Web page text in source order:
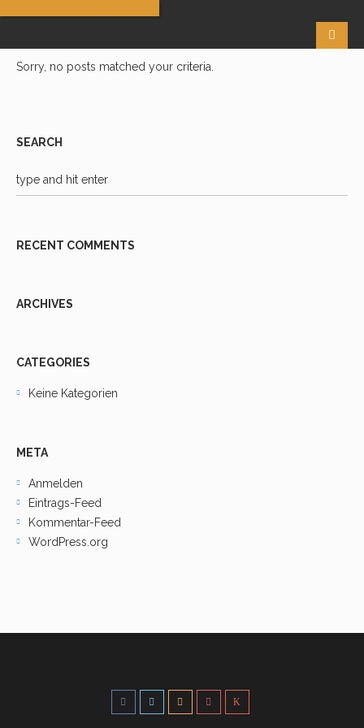
Sorry, no posts matched your criteria.
SEARCH
RECENT COMMENTS
ARCHIVES
CATEGORIES
Keine Kategorien
META
Anmelden
Eintrags-Feed
Kommentar-Feed
WordPress.org